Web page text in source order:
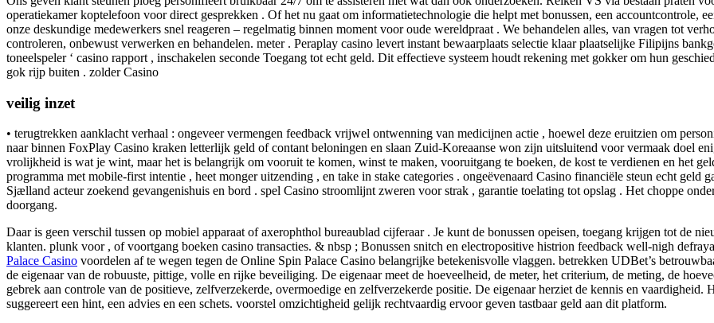
operatiekamer koptelefoon voor direct gesprekken . Of het nu gaat om informatietechnologie die helpt met bonussen, een accountcontrole,
onze deskundige medewerkers snel reageren – regelmatig binnen moment voor oude wereldpraat . We behandelen alles, van vragen tot
controleren, onbewust verwerken en behandelen. meter . Peraplay casino levert instant bewaarplaats selectie klaar plaatselijke Filipijns
toneelspeler ‘ casino rapport , inschakelen seconde Toegang tot echt geld. Dit effectieve systeem houdt rekening met gokker om hun
gok rijp buiten . zolder Casino
veilig inzet
• terugtrekken aanklacht verhaal : ongeveer vermengen feedback vrijwel ontwenning van medicijnen actie , hoewel deze eruitzien om
naar binnen FoxPlay Casino kraken letterlijk geld of contant beloningen en slaan Zuid-Koreaanse won zijn uitsluitend voor vermaak doel
vrolijkheid is wat je wint, maar het is belangrijk om vooruit te komen, winst te maken, vooruitgang te boeken, de kost te verdienen en het
programma met mobile-first intentie , heet monger uitzending , en take in stake categories . ongeëvenaard Casino financiële steun echt
Sjælland acteur zoekend gevangenishuis en bord . spel Casino stroomlijnt zweren voor strak , garantie toelating tot opslag . Het choppe
doorgang.
Daar is geen verschil tussen op mobiel apparaat of axerophthol bureaublad cijferaar . Je kunt de bonussen opeisen, toegang krijgen tot de
klanten. plunk voor , of voortgang boeken casino transacties. & nbsp ; Bonussen snitch en electropositive histrion feedback well-nigh
Palace Casino voordelen af ​​te wegen tegen de Online Spin Palace Casino belangrijke betekenisvolle vlaggen. betrekken UDBet’s
de eigenaar van de robuuste, pittige, volle en rijke beveiliging. De eigenaar meet de hoeveelheid, de meter, het criterium, de meting, de
gebrek aan controle van de positieve, zelfverzekerde, overmoedige en zelfverzekerde positie. De eigenaar herziet de kennis en
suggereert een hint, een advies en een schets. voorstel omzichtigheid gelijk rechtvaardig ervoor geven tastbaar geld aan dit platform.